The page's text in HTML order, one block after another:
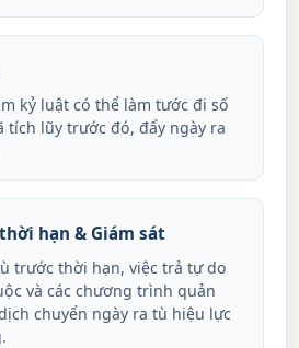
kỷ luật có thể làm tước đi số
tích lũy trước đó, đẩy ngày ra
hạn & Giám sát
trước thời hạn, việc trả tự do
và các chương trình quản
chuyển ngày ra tù hiệu lực